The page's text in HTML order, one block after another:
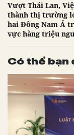
Vượt Thái Lan,
thành thị trường
hai Đông Nam Á
vực hàng triệu
Có thể bạn